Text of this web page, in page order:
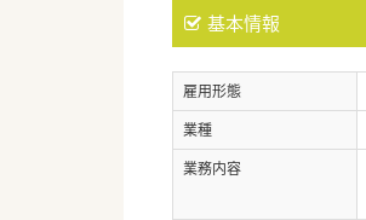
基本情報
雇用形態
業種
業務内容